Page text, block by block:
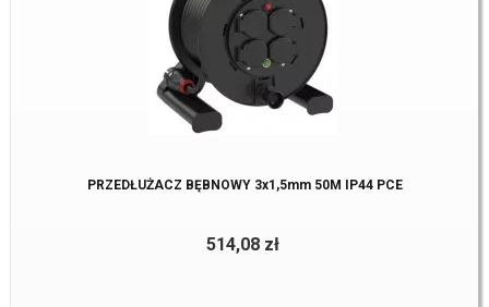
PRZEDŁUŻACZ BĘBNOWY 3x1,5mm 50M IP44 PCE
514,08 zł